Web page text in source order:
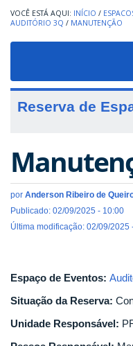
INÍCIO /
AUDITÓRIO 3Q / MANUTENÇÃO
Reserva de
por Anderson Ribeiro de
Publicado: 02/09/2025 - 10:00
Última modificação: 02/09/2025
Espaço de Eventos:
Situação da Reserva:
Unidade Responsável: